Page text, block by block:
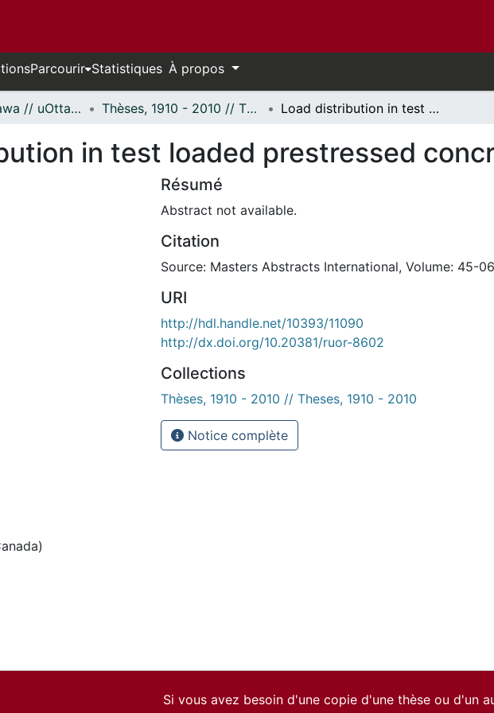
Parcourir Statistiques À propos
Thèses uOttawa // uOttawa Theses Thèses, 1910 - 2010 // Theses, 1910 - 2010 Load distribution in test loaded prestressed concrete piles.
in test loaded prestressed
Résumé
Abstract not available.
Citation
Source: Masters Abstracts International, Volume: 45-
URI
http://hdl.handle.net/10393/11090
http://dx.doi.org/10.20381/ruor-8602
Collections
Thèses, 1910 - 2010 // Theses, 1910 - 2010
Notice complète
Si vous avez besoin d'une copie d'une thèse ou d'un